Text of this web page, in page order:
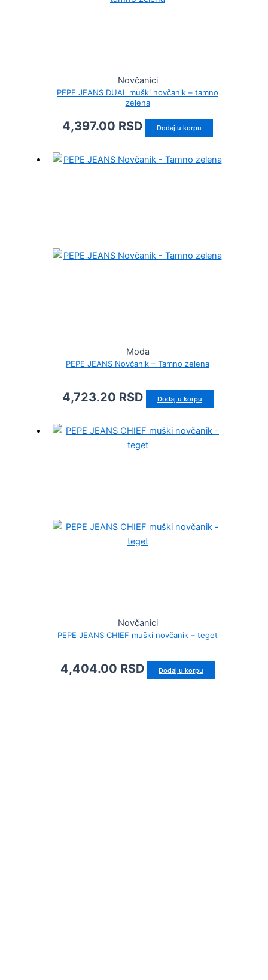
Novčanici
PEPE JEANS DUAL muški novčanik – tamno
zelena
4,397.00 RSD Dodaj u korpu
Moda
PEPE JEANS Novčanik – Tamno zelena
4,723.20 RSD Dodaj u korpu
Novčanici
PEPE JEANS CHIEF muški novčanik – teget
4,404.00 RSD Dodaj u korpu